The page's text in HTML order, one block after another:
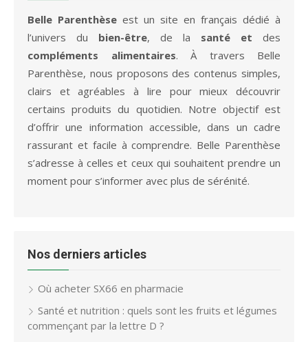
Belle Parenthèse est un site en français dédié à
l’univers du bien-être, de la santé et des
compléments alimentaires. À travers Belle
Parenthèse, nous proposons des contenus simples,
clairs et agréables à lire pour mieux découvrir
certains produits du quotidien. Notre objectif est
d’offrir une information accessible, dans un cadre
rassurant et facile à comprendre. Belle Parenthèse
s’adresse à celles et ceux qui souhaitent prendre un
moment pour s’informer avec plus de sérénité.
Nos derniers articles
Où acheter SX66 en pharmacie
Santé et nutrition : quels sont les fruits et légumes
commençant par la lettre D ?